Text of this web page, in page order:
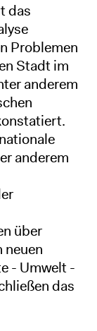
das
Problemen
Stadt im
anderem
anderem
über
neuen
- Umwelt -
das